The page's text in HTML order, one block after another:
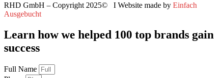
RHD GmbH – Copyright 2025© I Website made by Einfach
Ausgebucht
Learn how we helped 100 top brands gain
success
Full Name